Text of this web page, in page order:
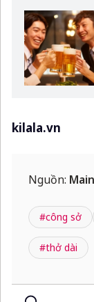
kilala.vn
Nguồn:
#công sở
#thở dài